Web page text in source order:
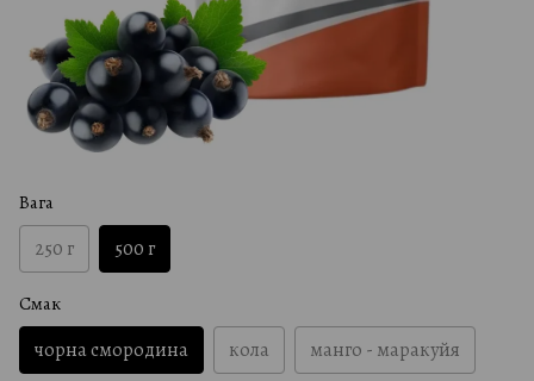
Вага
250 г 500 г
Смак
чорна смородина кола манго - маракуйя